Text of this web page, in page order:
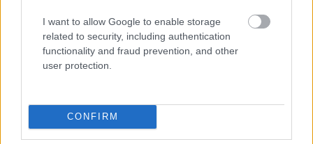
I want to allow Google to enable storage
related to security, including authentication
functionality and fraud prevention, and other
user protection.
CONFIRM